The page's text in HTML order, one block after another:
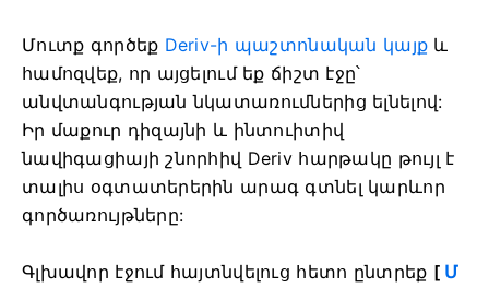
Մուտք գործեք Deriv-ի պաշտոնական կայք և
համոզվեք, որ այցելում եք ճիշտ էջը՝
անվտանգության նկատառումներից ելնելով:
Իր մաքուր դիզայնի և ինտուիտիվ
նավիգացիայի շնորհիվ Deriv հարթակը թույլ է
տալիս օգտատերերին արագ գտնել կարևոր
գործառույթները:
Գլխավոր էջում հայտնվելուց հետո ընտրեք [ Մ